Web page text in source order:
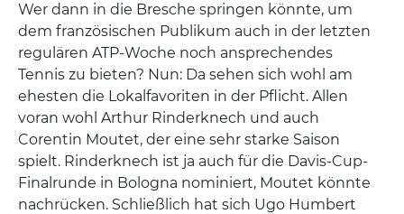
Wer dann in die Bresche springen könnte, um
dem französischen Publikum auch in der letzten
regulären ATP-Woche noch ansprechendes
Tennis zu bieten? Nun: Da sehen sich wohl am
ehesten die Lokalfavoriten in der Pflicht. Allen
voran wohl Arthur Rinderknech und auch
Corentin Moutet, der eine sehr starke Saison
spielt. Rinderknech ist ja auch für die Davis-Cup-
Finalrunde in Bologna nominiert, Moutet könnte
nachrücken. Schließlich hat sich Ugo Humbert